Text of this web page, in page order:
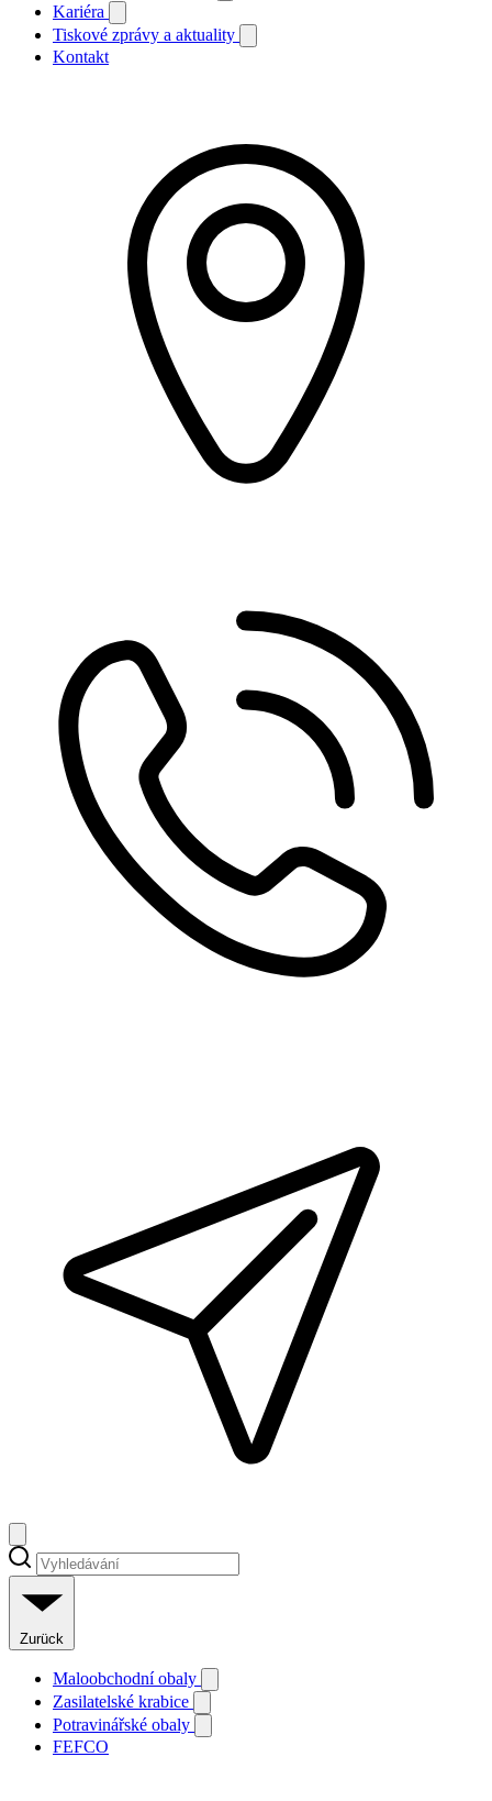
Kariéra
Tiskové zprávy a aktuality
Kontakt
Zurück
Maloobchodní obaly
Zasilatelské krabice
Potravinářské obaly
FEFCO